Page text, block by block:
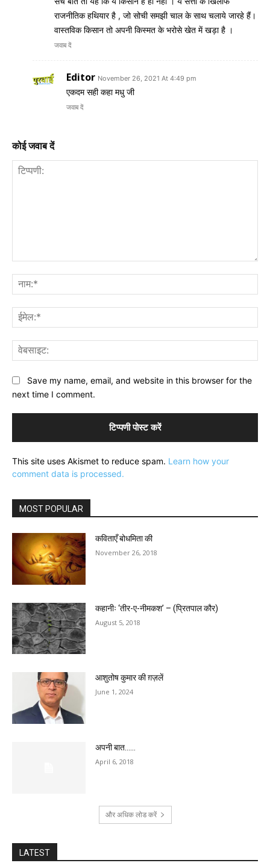
राजनीतिक हथियार है , जो सोची समझी चाल के साथ चलाये जारहे हैं।
वास्तविक किसान तो अपनी किस्मत के भरोसे खेत में खड़ा है ।
जवाब दें
Editor November 26, 2021 At 4:49 pm
एकदम सही कहा मधु जी
जवाब दें
कोई जवाब दें
Save my name, email, and website in this browser for the
next time I comment.
This site uses Akismet to reduce spam. Learn how your
comment data is processed.
MOST POPULAR
कविताएँ बोधमिता की
November 26, 2018
कहानीः ‘तीर-ए-नीमकश’ – (प्रितपाल कौर)
August 5, 2018
आशुतोष कुमार की ग़ज़लें
June 1, 2024
अपनी बात……
April 6, 2018
और अधिक लोड करें
LATEST